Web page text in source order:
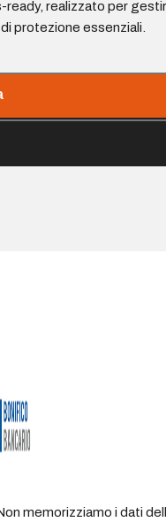
realizzato per
protezione essenziali.
memorizziamo i dati